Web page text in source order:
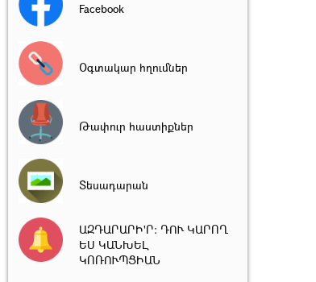
Facebook
Օգտակար հղումներ
Թափուր հաստիքներ
Տեսադարան
ԱԶԴԱՐԱՐԻ'Ր: ԴՈՒ ԿԱՐՈՂ
ԵՍ ԿԱՆԽԵԼ
ԿՈՌՈՒՊՑԻԱՆ